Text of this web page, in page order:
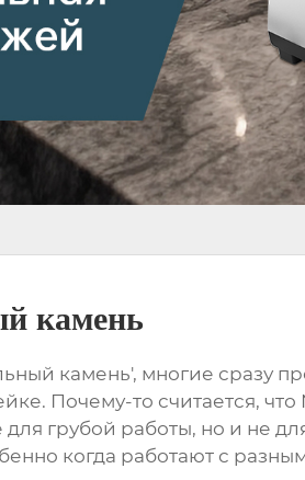
камень
камень', многие сразу
Почему-то считается,
для грубой работы, но и не
когда работают с